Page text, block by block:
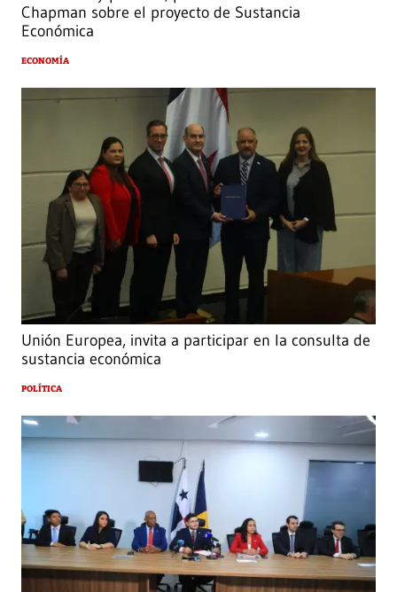
Chapman sobre el proyecto de Sustancia
Económica
ECONOMÍA
Unión Europea, invita a participar en la consulta de
sustancia económica
POLÍTICA